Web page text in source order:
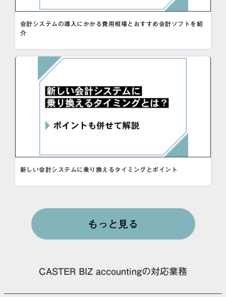
会計システムの導入にかかる費用相場とおすすめ会計ソフトを紹
介
新しい会計システムに乗り換えるタイミングとポイント
もっと見る
CASTER BIZ accountingの対応業務